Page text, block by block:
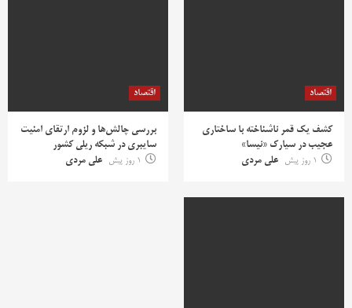
اقتصاد
کشف یک قمر ناشناخته با ساختاری
عجیب در سیارک «نیسا»
1 روز پیش
علی مردی
اقتصاد
بررسی چالش‌ها و لزوم ارتقای امنیت
سایبری در شبکه ریلی کشور
1 روز پیش
علی مردی